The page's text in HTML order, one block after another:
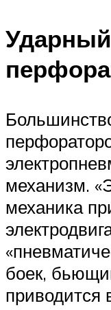
механизм.
механика
боек,
приводится